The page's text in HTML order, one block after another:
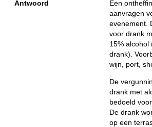
Antwoord
Een
aanvragen
evenement.
voor drank
15% alcohol
drank).
wijn, port,
De
drank met
bedoeld
De drank
op een